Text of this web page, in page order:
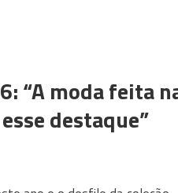
“A moda feita
destaque”